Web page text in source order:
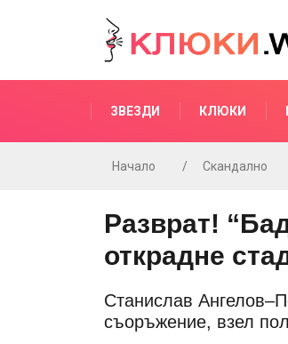
ЗВЕЗДИ КЛЮКИ
Начало Скандално
Разврат!
открадне
Станислав
съоръжение, взел